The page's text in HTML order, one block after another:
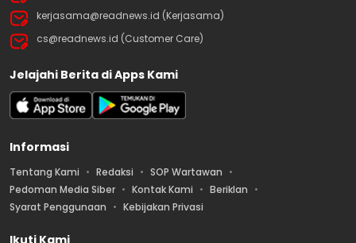
kerjasama@readnews.id (Kerjasama)
cs@readnews.id (Customer Care)
Jelajahi Berita di Apps Kami
Informasi
Tentang Kami Redaksi
SOP Wartawan
Pedoman Media Siber
Kontak Kami
Beriklan
Syarat Penggunaan
Kebijakan Privasi
Ikuti Kami